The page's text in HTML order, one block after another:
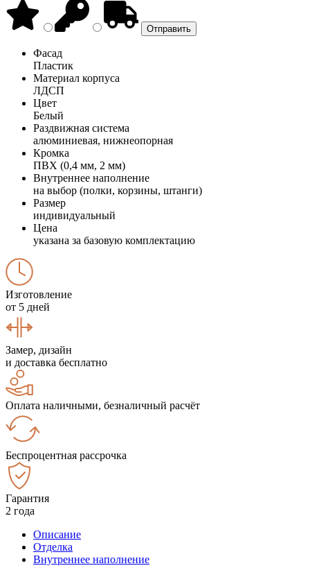
Фасад
Пластик
Материал корпуса
ЛДСП
Цвет
Белый
Раздвижная система
алюминиевая, нижнеопорная
Кромка
ПВХ (0,4 мм, 2 мм)
Внутреннее наполнение
на выбор (полки, корзины, штанги)
Размер
индивидуальный
Цена
указана за базовую комплектацию
Изготовление
от 5 дней
Замер, дизайн
и доставка бесплатно
Оплата наличными, безналичный расчёт
Беспроцентная рассрочка
Гарантия
2 года
Описание
Отделка
Внутреннее наполнение